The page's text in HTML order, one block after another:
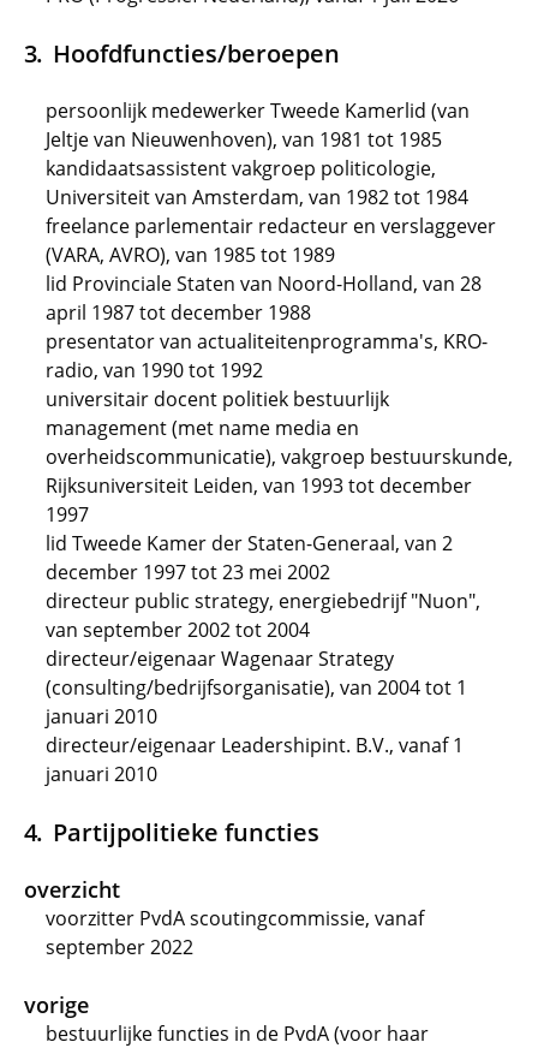
Hoofdfuncties/beroepen
persoonlijk medewerker Tweede Kamerlid (van
Jeltje van Nieuwenhoven), van 1981 tot 1985
kandidaatsassistent vakgroep politicologie,
Universiteit van Amsterdam, van 1982 tot 1984
freelance parlementair redacteur en verslaggever
(VARA, AVRO), van 1985 tot 1989
lid Provinciale Staten van Noord-Holland, van 28
april 1987 tot december 1988
presentator van actualiteitenprogramma's, KRO-
radio, van 1990 tot 1992
universitair docent politiek bestuurlijk
management (met name media en
overheidscommunicatie), vakgroep bestuurskunde,
Rijksuniversiteit Leiden, van 1993 tot december
1997
lid Tweede Kamer der Staten-Generaal, van 2
december 1997 tot 23 mei 2002
directeur public strategy, energiebedrijf "Nuon",
van september 2002 tot 2004
directeur/eigenaar Wagenaar Strategy
(consulting/bedrijfsorganisatie), van 2004 tot 1
januari 2010
directeur/eigenaar Leadershipint. B.V., vanaf 1
januari 2010
Partijpolitieke functies
overzicht
voorzitter PvdA scoutingcommissie, vanaf
september 2022
vorige
bestuurlijke functies in de PvdA (voor haar